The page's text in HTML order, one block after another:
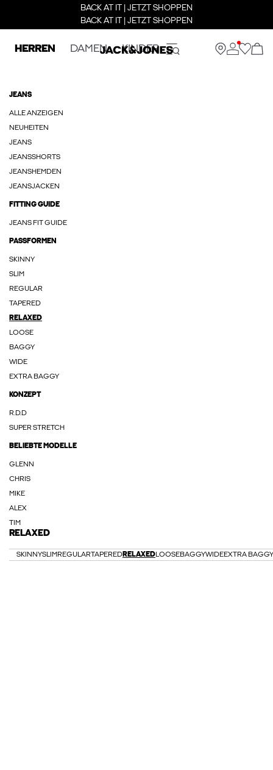
BACK AT IT | JETZT SHOPPEN
BACK AT IT | JETZT SHOPPEN
HERREN DAMEN KINDER
JEANS
ALLE ANZEIGEN
NEUHEITEN
JEANS
JEANSSHORTS
JEANSHEMDEN
JEANSJACKEN
FITTING GUIDE
JEANS FIT GUIDE
PASSFORMEN
SKINNY
SLIM
REGULAR
TAPERED
RELAXED
LOOSE
BAGGY
WIDE
EXTRA BAGGY
KONZEPT
R.D.D
SUPER STRETCH
BELIEBTE MODELLE
GLENN
CHRIS
MIKE
ALEX
TIM
RELAXED
SKINNYSLIM REGULARTAPEREDRELAXEDLOOSEBAGGYWIDEEXTRA BAGGY